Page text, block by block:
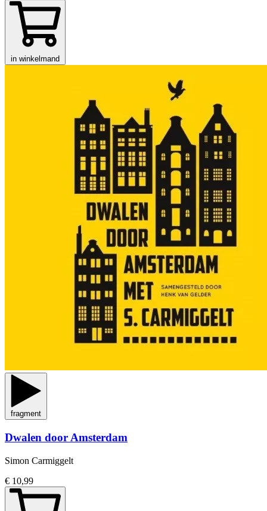
in winkelmand
fragment
Dwalen door Amsterdam
Simon Carmiggelt
€ 10,99